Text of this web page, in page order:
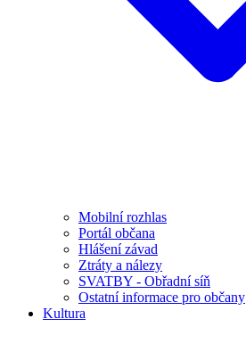
Mobilní rozhlas
Portál občana
Hlášení závad
Ztráty a nálezy
SVATBY - Obřadní síň
Ostatní informace pro občany
Kultura